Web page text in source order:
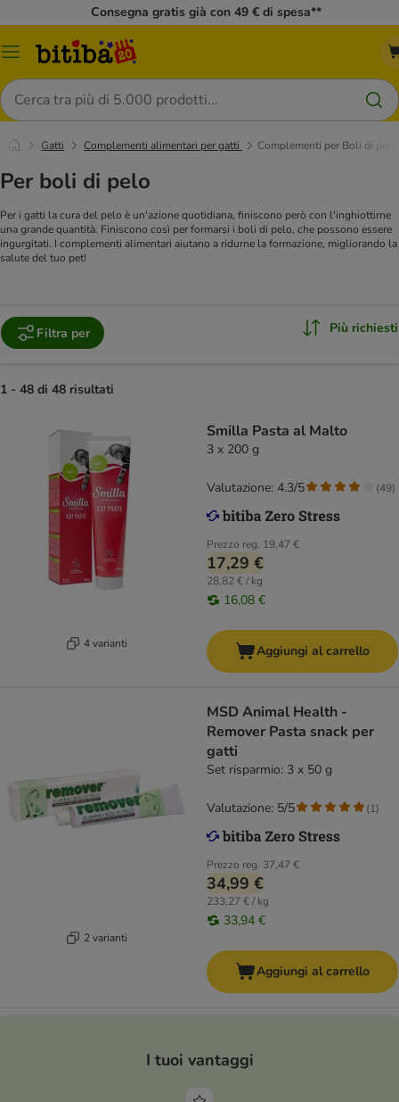
Consegna gratis già con 49 € di spesa**
Overview
Cerca
Gatti Complementi alimentari per gatti Complementi per Boli di pelo
Per boli di pelo
Per i gatti la cura del pelo è un'azione quotidiana, finiscono però con l'inghiottirne
una grande quantità. Finiscono così per formarsi i boli di pelo, che possono essere
ingurgitati. I complementi alimentari aiutano a ridurne la formazione, migliorando la
salute del tuo pet!
Filtra per Più richiesti
1 - 48 di 48 risultati
4 varianti
Smilla Pasta al Malto
3 x 200 g
Prezzo reg. 19,47 €
17,29 €
28,82 € / kg
16,08 €
Valutazione: 4.3/5 (49)
Aggiungi al carrello
2 varianti
MSD Animal Health -
Remover Pasta snack per
gatti
Set risparmio: 3 x 50 g
Prezzo reg. 37,47 €
34,99 €
233,27 € / kg
33,94 €
Valutazione: 5/5 (1)
Aggiungi al carrello
I tuoi vantaggi